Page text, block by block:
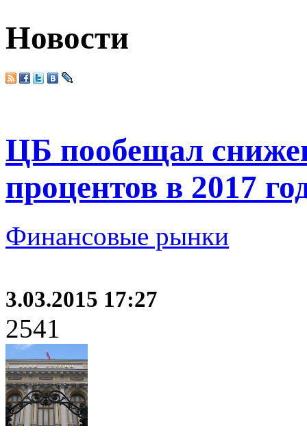
Новости
ЦБ пообещал
процентов в 2017
Финансовые рынки
3.03.2015 17:27
2541